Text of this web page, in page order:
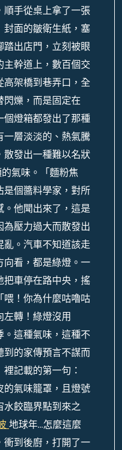
手從桌上拿了一張
面的皺衛生紙，塞
出店門，立刻被眼
幹道上，數百個交
架橋到巷弄口，全
爍，而是固定在
個燈箱都發出了那種
一層淡淡的、熱氣騰
發出一種難以名狀
氣味。「麵粉焦
個醬料學家，對所
。他聞出來了，這是
壓力過大而散發出
亂。汽車不知道該走
看，都是綠燈。一
車停在路中央，搖
！你為什麼咕嚕咕
左轉！綠燈沒用
。這種氣味，這種不
的家傳預言不謀而
記載的第一句：
的氣味籠罩，且燈號
水餃臨界點到來之
地球年…怎麼這麼
到後廚，打開了一